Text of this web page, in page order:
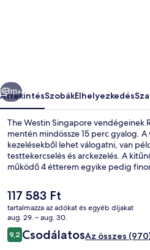
Következő
111+
ÁttekintésSzobákElhelyezkedés
The Westin Singapore vendégeinek
mentén mindössze 15 perc gyalog.
kezelésekből lehet válogatni, van
testtekercselés és arckezelés. A
működő 4 étterem egyike pedig
vendégei emellett a következőket is
medence, medence melletti bár és
fitneszterem. Más utazók imádják a
segítőkész személyzet. Rövid sétával
tömegközlekedés: Shenton Way
pedig 4 perc séta.
A
jelenlegi
ár
117 583 Ft
117 583 Ft
tartalmazza az adókat és egyéb díjakat
aug. 29. – aug. 30.
Értékelések
9,29,2 ennyiből: 10
CsodálatosAz összes